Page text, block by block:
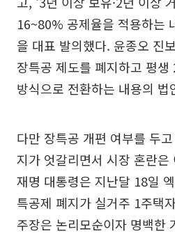
16~80% 공제율을 적용하는
을 대표 발의했다. 윤종오 진
장특공 제도를 폐지하고 평
방식으로 전환하는 내용의 법
다만 장특공 개편 여부를 두고
지가 엇갈리면서 시장 혼란은
재명 대통령은 지난달 18일
특공제 폐지가 실거주 1주택
주장은 논리모순이자 명백한